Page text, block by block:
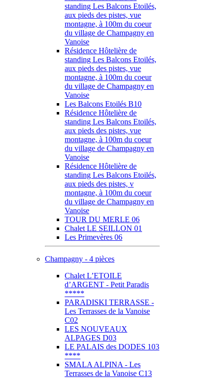
standing Les Balcons Etoilés,
aux pieds des pistes, vue
montagne, à 100m du coeur
du village de Champagny en
Vanoise
Résidence Hôtelière de
standing Les Balcons Etoilés,
aux pieds des pistes, vue
montagne, à 100m du coeur
du village de Champagny en
Vanoise
Les Balcons Etoilés B10
Résidence Hôtelière de
standing Les Balcons Etoilés,
aux pieds des pistes, vue
montagne, à 100m du coeur
du village de Champagny en
Vanoise
Résidence Hôtelière de
standing Les Balcons Etoilés,
aux pieds des pistes, v
montagne, à 100m du coeur
du village de Champagny en
Vanoise
TOUR DU MERLE 06
Chalet LE SEILLON 01
Les Primevères 06
Champagny - 4 pièces
Chalet L’ETOILE
d’ARGENT - Petit Paradis
*****
PARADISKI TERRASSE -
Les Terrasses de la Vanoise
C02
LES NOUVEAUX
ALPAGES D03
LE PALAIS des DODES 103
****
SMALA ALPINA - Les
Terrasses de la Vanoise C13